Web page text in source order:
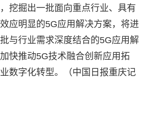
挖掘出一批面向重点行业、具有
应明显的5G应用解决方案，将进
与行业需求深度结合的5G应用解
快推动5G技术融合创新应用拓
数字化转型。（中国日报重庆记